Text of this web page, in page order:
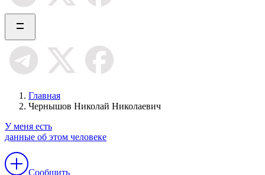
Главная
Чернышов Николай Николаевич
У меня есть
данные об этом человеке
Сообщить